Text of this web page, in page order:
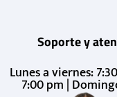
Soporte y
Lunes a viernes:
7:00 pm |